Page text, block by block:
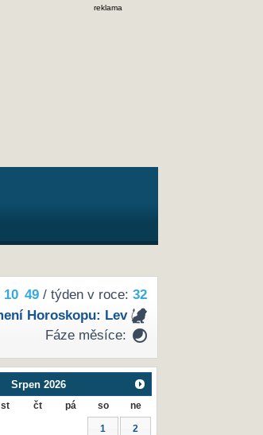
reklama
10 49/ týden v roce: 32
Horoskopu: Lev
Fáze měsíce:
Srpen 2026
st čt pá so ne
1 2